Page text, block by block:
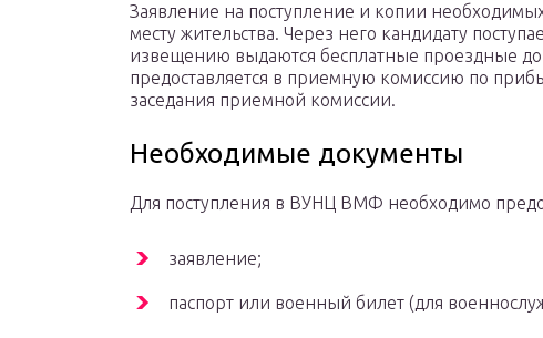
Заявление на поступление и копии
месту жительства. Через него кандидату
извещению выдаются бесплатные проездные
предоставляется в приемную комиссию по
заседания приемной комиссии.
Необходимые документы
Для поступления в ВУНЦ ВМФ необходимо
заявление;
паспорт или военный билет (для